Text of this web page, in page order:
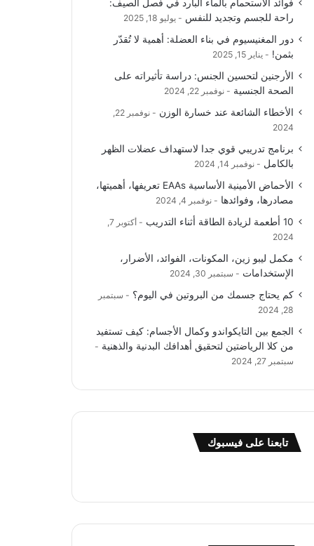
و
ك
T
u
b
e
ق
ر
ا
ا
ل
م
ع
R
فوائد الاستحمام بالماء البارد في فصل الصيف:
راحة للجسم وتجديد للنفس
يوليو 18, 2025
دور المغنيسيوم في بناء العضلة: أهمية لا تُقدّر
بثمن!
يناير 15, 2025
الأرجنين لتحسين الجنس: دراسة تأثيراته على
الصحة الجنسية
نوفمبر 22, 2024
الأخطاء الشائعة عند خسارة الوزن
نوفمبر 22,
2024
برنامج تدريبي قوي جدا لاستهداف عضلات الظهر
بالكامل
نوفمبر 14, 2024
الأحماض الأمينية الأساسية EAAs تعريفها، أهميتها،
مصادرها، وفوائدها
نوفمبر 4, 2024
10 أطعمة لزيادة الطاقة أثناء التدريب
أكتوبر 7,
2024
مكمل ليبو زين، المكونات، الفوائد، الأضرار،
الإستخدامات
سبتمبر 30, 2024
كم يحتاج جسمك من البروتين في اليوم؟
سبتمبر
28, 2024
الجمع بين التايكواندو وكمال الأجسام: كيف تستفيد
من كلا الرياضتين لتحقيق أهدافك البدنية والذهنية
سبتمبر 27, 2024
تابعنا على فيسبوك